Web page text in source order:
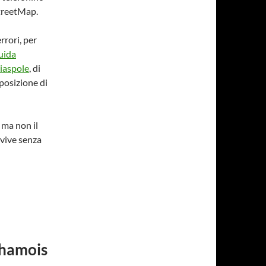
per
, di
di
non il
senza